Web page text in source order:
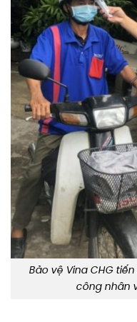
Bảo vệ Vina CHG
công nhân